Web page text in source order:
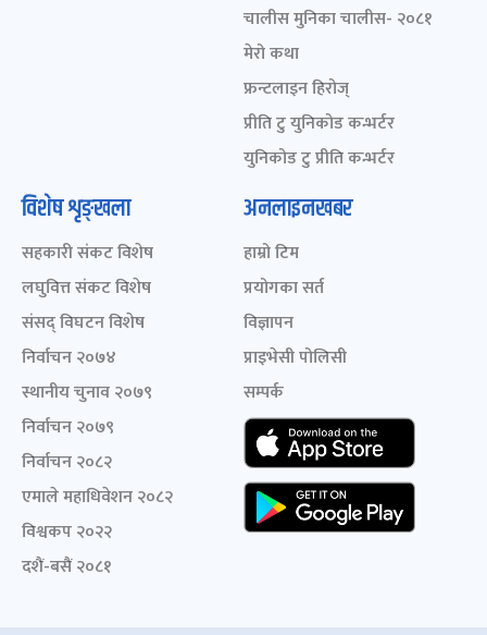
चालीस मुनिका चालीस- २०८१
मेरो कथा
फ्रन्टलाइन हिरोज्
प्रीति टु युनिकोड कन्भर्टर
युनिकोड टु प्रीति कन्भर्टर
विशेष शृङ्खला
सहकारी संकट विशेष
लघुवित्त संकट विशेष
संसद् विघटन विशेष
निर्वाचन २०७४
स्थानीय चुनाव २०७९
निर्वाचन २०७९
निर्वाचन २०८२
एमाले महाधिवेशन २०८२
विश्वकप २०२२
दशैं-बसैं २०८१
अनलाइनखबर
हाम्रो टिम
प्रयोगका सर्त
विज्ञापन
प्राइभेसी पोलिसी
सम्पर्क